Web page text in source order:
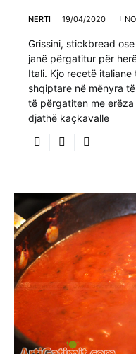
NERTI 19/04/2020
Grissini, stickbread
janë përgatitur për
Itali. Kjo recetë
shqiptare në mënyra
të përgatiten me
djathë kaçkavalle